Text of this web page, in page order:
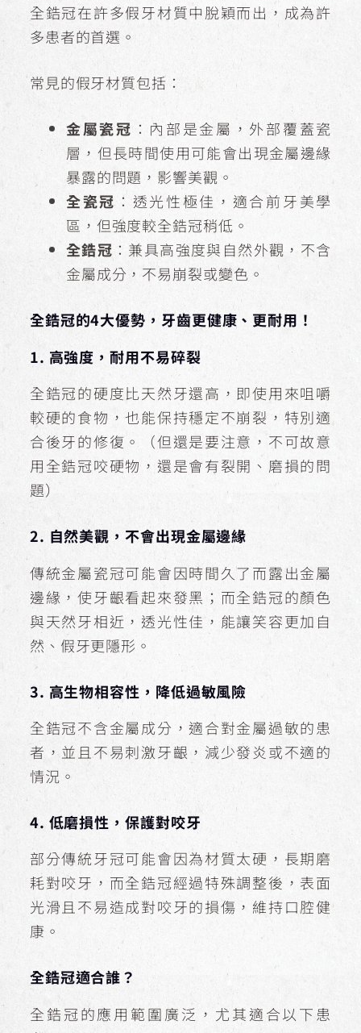
全鋯冠在許多假牙材質中脫穎而出，成為許
多患者的首選。
常見的假牙材質包括：
金屬瓷冠 ：內部是金屬，外部覆蓋瓷
層，但長時間使用可能會出現金屬邊緣
暴露的問題，影響美觀。
全瓷冠 ：透光性極佳，適合前牙美學
區，但強度較全鋯冠稍低。
全鋯冠 ：兼具高強度與自然外觀，不含
金屬成分，不易崩裂或變色。
全鋯冠的4大優勢，牙齒更健康、更耐用！
1. 高強度，耐用不易碎裂
全鋯冠的硬度比天然牙還高，即使用來咀嚼
較硬的食物，也能保持穩定不崩裂，特別適
合後牙的修復。（但還是要注意，不可故意
用全鋯冠咬硬物，還是會有裂開、磨損的問
題）
2. 自然美觀，不會出現金屬邊緣
傳統金屬瓷冠可能會因時間久了而露出金屬
邊緣，使牙齦看起來發黑；而全鋯冠的顏色
與天然牙相近，透光性佳，能讓笑容更加自
然、假牙更隱形。
3. 高生物相容性，降低過敏風險
全鋯冠不含金屬成分，適合對金屬過敏的患
者，並且不易刺激牙齦，減少發炎或不適的
情況。
4. 低磨損性，保護對咬牙
部分傳統牙冠可能會因為材質太硬，長期磨
耗對咬牙，而全鋯冠經過特殊調整後，表面
光滑且不易造成對咬牙的損傷，維持口腔健
康。
全鋯冠適合誰？
全鋯冠的應用範圍廣泛，尤其適合以下患